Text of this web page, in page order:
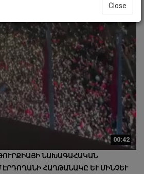
Close
00:42
ՆԱԽԱԳԱՀԱԿԱՆ
ՀԱՂԹԱՆԱԿԸ ԵՒ ՄԻՆՉԵՒ 20